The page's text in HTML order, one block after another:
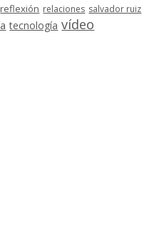
reflexión relaciones salvador ruiz
tecnología vídeo